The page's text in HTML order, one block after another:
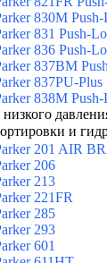
830M
831 Push-
836 Push-
837BM
837PU-
838M
низкого
и
201 AIR
206
213
221FR
285
293
601